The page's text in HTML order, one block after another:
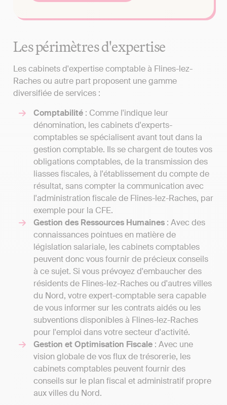
Les périmètres d'expertise
Les cabinets d'expertise comptable à Flines-lez-
Raches ou autre part proposent une gamme
diversifiée de services :
Comptabilité : Comme l'indique leur
dénomination, les cabinets d'experts-
comptables se spécialisent avant tout dans la
gestion comptable. Ils se chargent de toutes vos
obligations comptables, de la transmission des
liasses fiscales, à l'établissement du compte de
résultat, sans compter la communication avec
l'administration fiscale de Flines-lez-Raches, par
exemple pour la CFE.
Gestion des Ressources Humaines : Avec des
connaissances pointues en matière de
législation salariale, les cabinets comptables
peuvent donc vous fournir de précieux conseils
à ce sujet. Si vous prévoyez d'embaucher des
résidents de Flines-lez-Raches ou d'autres villes
du Nord, votre expert-comptable sera capable
de vous informer sur les contrats aidés ou les
subventions disponibles à Flines-lez-Raches
pour l'emploi dans votre secteur d'activité.
Gestion et Optimisation Fiscale : Avec une
vision globale de vos flux de trésorerie, les
cabinets comptables peuvent fournir des
conseils sur le plan fiscal et administratif propre
aux villes du Nord.